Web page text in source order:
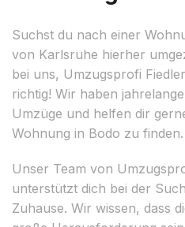
Suchst du nach einer
von Karlsruhe hierher
bei uns, Umzugsprofi
richtig! Wir haben
Umzüge und helfen dir
Wohnung in Bodo zu finden.
Unser Team von
unterstützt dich bei der
Zuhause. Wir wissen, dass